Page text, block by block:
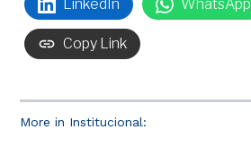
More in Institucional:
LinkedIn WhatsApp
Copy Link